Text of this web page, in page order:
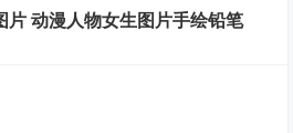
片 动漫人物女生图片手绘铅笔